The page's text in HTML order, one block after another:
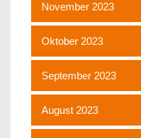
November 2023
Oktober 2023
September 2023
August 2023